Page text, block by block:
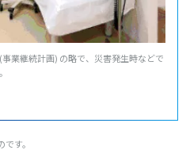
業継続計画) の略で、災害発生時などで
す。